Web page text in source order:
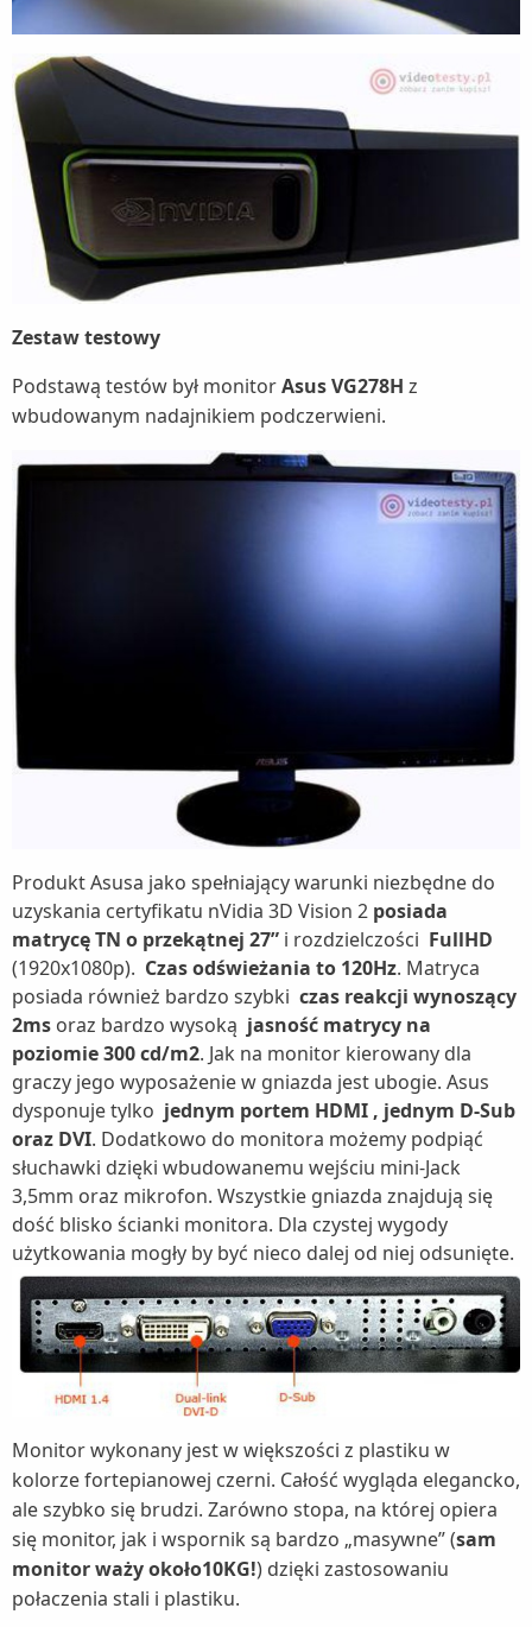
Zestaw testowy
Podstawą testów był monitorAsus VG278H z
wbudowanym nadajnikiem podczerwieni.
Produkt Asusa jako spełniający warunki niezbędne do
uzyskania certyfikatu nVidia 3D Vision 2 posiada
matrycę TN o przekątnej 27” i rozdzielczości FullHD
(1920x1080p). Czas odświeżania to 120Hz. Matryca
posiada również bardzo szybki czas reakcji wynoszący
2ms oraz bardzo wysoką jasność matrycy na
poziomie 300 cd/m2. Jak na monitor kierowany dla
graczy jego wyposażenie w gniazda jest ubogie. Asus
dysponuje tylko jednym portem HDMI , jednym D-Sub
oraz DVI. Dodatkowo do monitora możemy podpiąć
słuchawki dzięki wbudowanemu wejściu mini-Jack
3,5mm oraz mikrofon. Wszystkie gniazda znajdują się
dość blisko ścianki monitora. Dla czystej wygody
użytkowania mogły by być nieco dalej od niej odsunięte.
Monitor wykonany jest w większości z plastiku w
kolorze fortepianowej czerni. Całość wygląda elegancko,
ale szybko się brudzi. Zarówno stopa, na której opiera
się monitor, jak i wspornik są bardzo „masywne” (sam
monitor waży około10KG!) dzięki zastosowaniu
połaczenia stali i plastiku.